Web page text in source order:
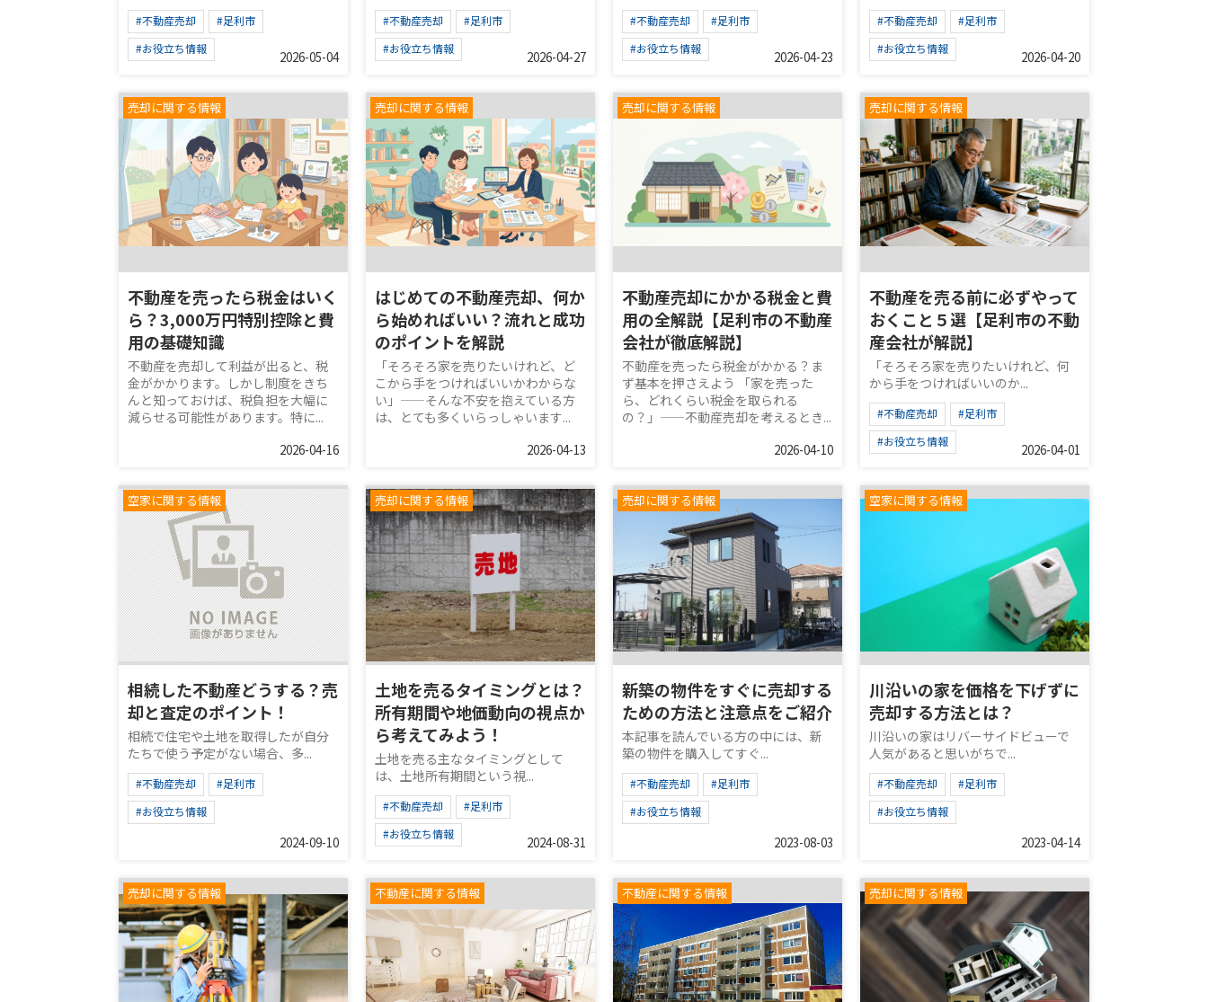
#不動産売却
#足利市
#お役立ち情報
2026-05-04
#不動産売却
#足利市
#お役立ち情報
2026-04-27
#不動産売却
#足利市
#お役立ち情報
2026-04-23
#不動産売却
#足利市
#お役立ち情報
2026-04-20
売却に関する情報
不動産を売ったら税金はいく
ら？3,000万円特別控除と費
用の基礎知識
不動産を売却して利益が出ると、税
金がかかります。しかし制度をきち
んと知っておけば、税負担を大幅に
減らせる可能性があります。特に...
2026-04-16
売却に関する情報
はじめての不動産売却、何か
ら始めればいい？流れと成功
のポイントを解説
「そろそろ家を売りたいけれど、ど
こから手をつければいいかわからな
い」——そんな不安を抱えている方
は、とても多くいらっしゃいます...
2026-04-13
売却に関する情報
不動産売却にかかる税金と費
用の全解説【足利市の不動産
会社が徹底解説】
不動産を売ったら税金がかかる？ま
ず基本を押さえよう 「家を売った
ら、どれくらい税金を取られる
の？」——不動産売却を考えるとき...
2026-04-10
売却に関する情報
不動産を売る前に必ずやって
おくこと５選【足利市の不動
産会社が解説】
「そろそろ家を売りたいけれど、何
から手をつければいいのか...
#不動産売却
#足利市
#お役立ち情報
2026-04-01
空家に関する情報
相続した不動産どうする？売
却と査定のポイント！
相続で住宅や土地を取得したが自分
たちで使う予定がない場合、多...
#不動産売却
#足利市
#お役立ち情報
2024-09-10
売却に関する情報
土地を売るタイミングとは？
所有期間や地価動向の視点か
ら考えてみよう！
土地を売る主なタイミングとして
は、土地所有期間という視...
#不動産売却
#足利市
#お役立ち情報
2024-08-31
売却に関する情報
新築の物件をすぐに売却する
ための方法と注意点をご紹介
本記事を読んでいる方の中には、新
築の物件を購入してすぐ...
#不動産売却
#足利市
#お役立ち情報
2023-08-03
空家に関する情報
川沿いの家を価格を下げずに
売却する方法とは？
川沿いの家はリバーサイドビューで
人気があると思いがちで...
#不動産売却
#足利市
#お役立ち情報
2023-04-14
売却に関する情報 不動産に関する情報 不動産に関する情報 売却に関する情報